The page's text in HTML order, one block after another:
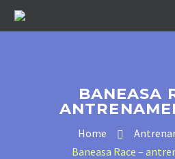
BANEASA
Home
Baneasa Race –